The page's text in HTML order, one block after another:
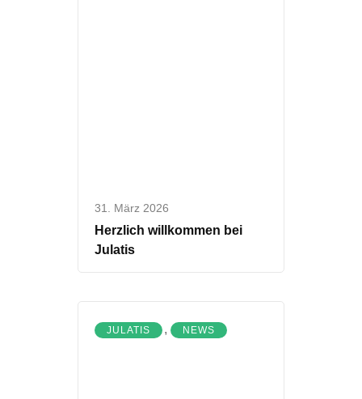
31. März 2026
Herzlich willkommen bei
Julatis
JULATIS , NEWS